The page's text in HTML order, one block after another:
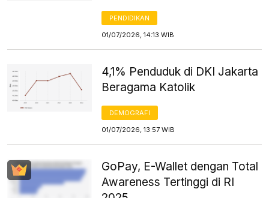
PENDIDIKAN
01/07/2026, 14:13 WIB
4,1% Penduduk di DKI Jakarta
Beragama Katolik
DEMOGRAFI
01/07/2026, 13:57 WIB
GoPay, E-Wallet dengan Total
Awareness Tertinggi di RI